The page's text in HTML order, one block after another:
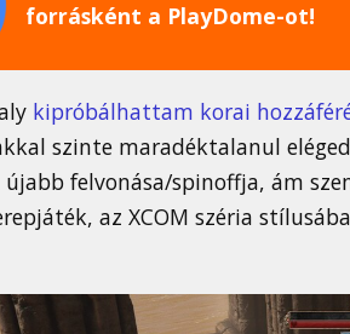
forrásként a PlayDome-ot!
kipróbálhattam korai
szinte maradéktalanul
felvonása/spinoffja, ám
az XCOM széria